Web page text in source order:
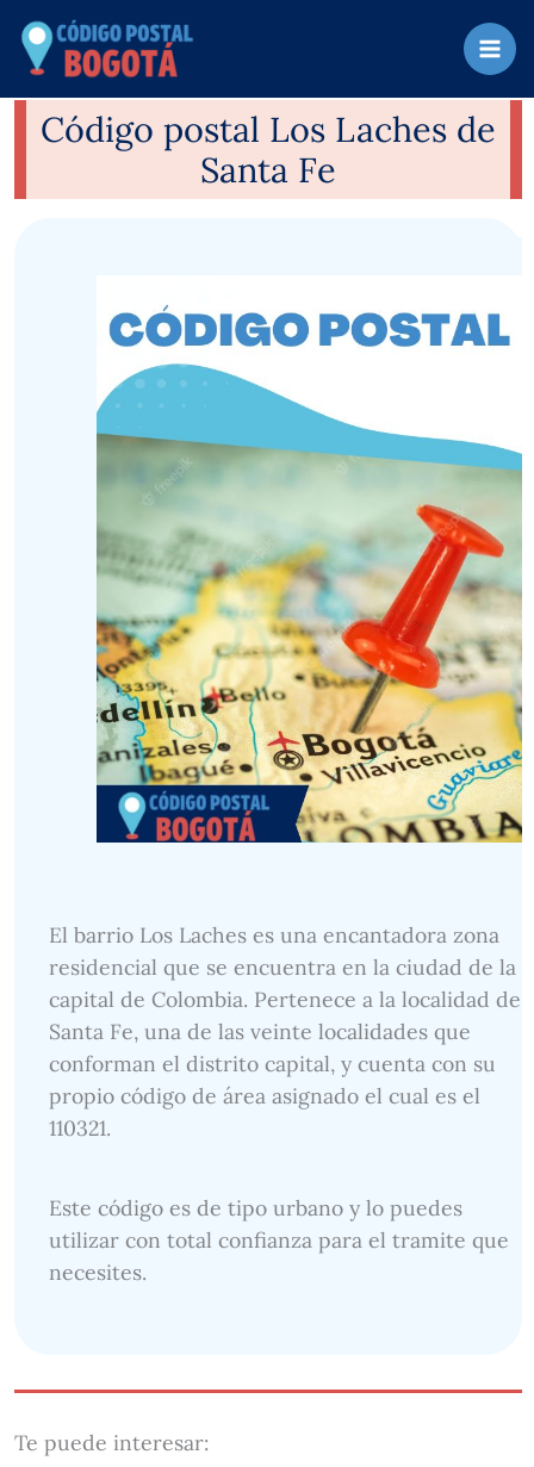
contenido
Código postal Los Laches de
Santa Fe
El barrio Los Laches es una encantadora zona
residencial que se encuentra en la ciudad de la
capital de Colombia. Pertenece a la localidad de
Santa Fe, una de las veinte localidades que
conforman el distrito capital, y cuenta con su
propio código de área asignado el cual es el
110321.
Este código es de tipo urbano y lo puedes
utilizar con total confianza para el tramite que
necesites.
Te puede interesar: